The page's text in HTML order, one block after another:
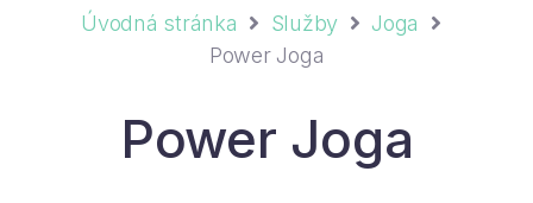
Úvodná stránka Služby
Joga
Power Joga
Power Joga